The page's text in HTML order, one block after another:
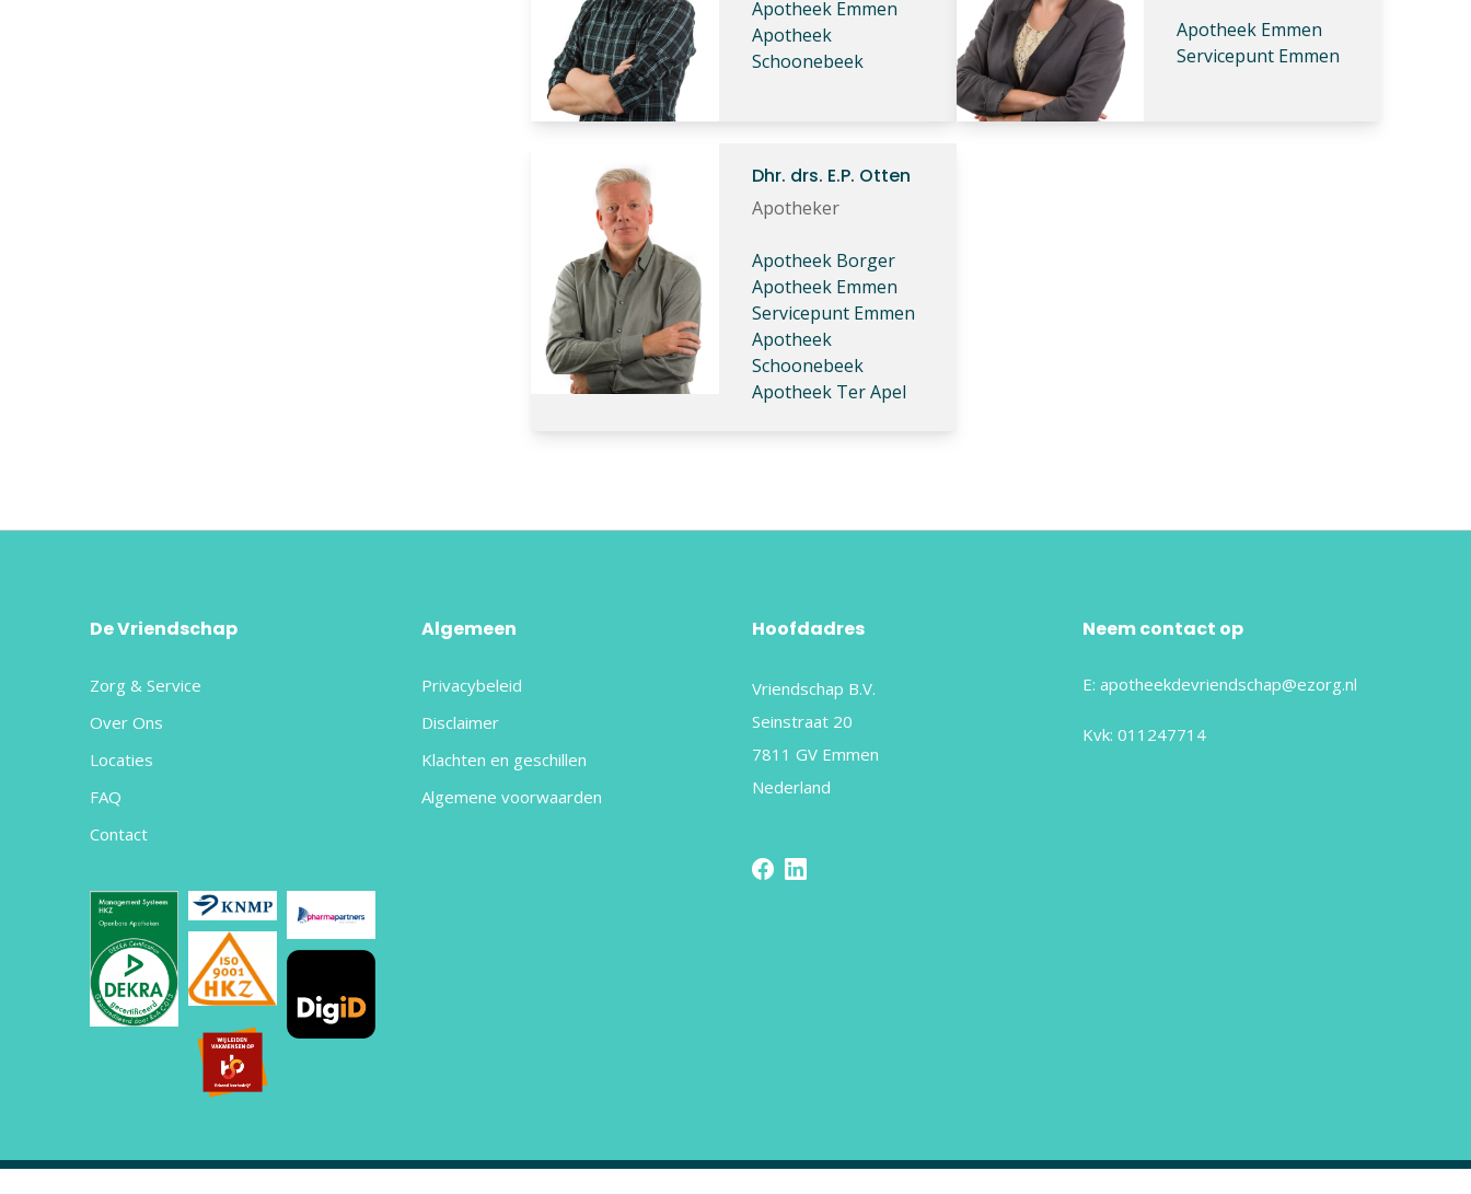
Apotheek Emmen
Apotheek
Schoonebeek
Apotheek Emmen
Servicepunt Emmen
Dhr. drs. E.P. Otten
Apotheker
Apotheek Borger
Apotheek Emmen
Servicepunt Emmen
Apotheek
Schoonebeek
Apotheek Ter Apel
De Vriendschap
Zorg & Service
Over Ons
Locaties
FAQ
Contact
Algemeen
Privacybeleid
Disclaimer
Klachten en geschillen
Algemene voorwaarden
Hoofdadres
Vriendschap B.V.
Seinstraat 20
7811 GV Emmen
Nederland
Neem contact op
E:apotheekdevriendschap@ezorg.nl
Kvk: 011247714